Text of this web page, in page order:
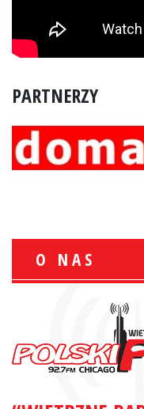
PARTNERZY
O NAS